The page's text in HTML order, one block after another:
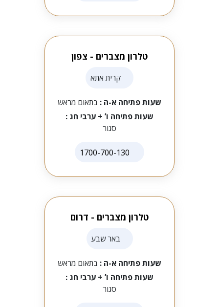
טלרון מצברים - צפון
קרית אתא
שעות פתיחה א-ה : בתאום מראש
שעות פתיחה ו’ + ערבי חג :
סגור
1700-700-130
טלרון מצברים - דרום
באר שבע
שעות פתיחה א-ה : בתאום מראש
שעות פתיחה ו’ + ערבי חג :
סגור